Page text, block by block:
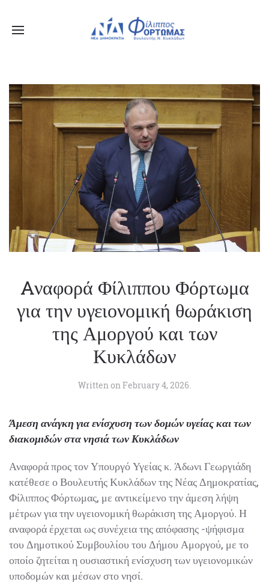
Aναφορά Φίλιππου Φόρτωμα
για την υγειονομική θωράκιση
της Αμοργού και των
Κυκλάδων
Written on February 4, 2026
Άμεση ανάγκη για ενίσχυση των δομών υγείας και των
διακομιδών στα νησιά των Κυκλάδων
Αναφορά προς τον Υπουργό Υγείας κ. Άδωνι Γεωργιάδη
κατέθεσε ο Βουλευτής Κυκλάδων της Νέας Δημοκρατίας,
Φίλιππος Φόρτωμας, με αντικείμενο την άμεση λήψη
μέτρων για την υγειονομική θωράκιση της Αμοργού. Η
αναφορά έρχεται ως συνέχεια της απόφασης -ψήφισμα
του Δημοτικού Συμβουλίου του Δήμου Αμοργού, με το
οποίο ζητείται η ουσιαστική ενίσχυση των υγειονομικών
υποδομών και μέσων στο νησί.